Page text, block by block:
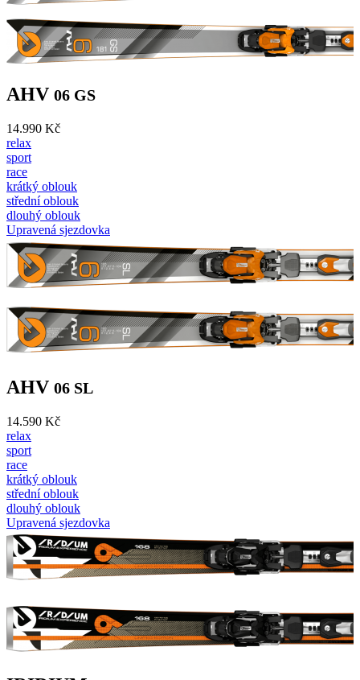
AHV 06 GS
14.990 Kč
relax
sport
race
krátký oblouk
střední oblouk
dlouhý oblouk
Upravená sjezdovka
AHV 06 SL
14.590 Kč
relax
sport
race
krátký oblouk
střední oblouk
dlouhý oblouk
Upravená sjezdovka